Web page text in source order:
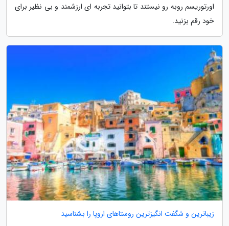
اورتوریسم روبه رو نیستند تا بتوانید تجربه ای ارزشمند و بی نظیر برای
خود رقم بزنید.
زیباترین و شگفت انگیزترین روستاهای اروپا را بشناسید